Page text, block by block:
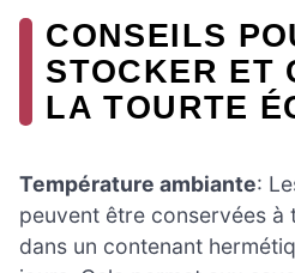
CONSEILS
STOCKER ET
LA TOURTE
Température ambiante:
peuvent être conservées à
dans un contenant